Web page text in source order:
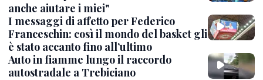
anche aiutare i miei"
I messaggi di affetto per Federico
Franceschin: così il mondo del basket gli
è stato accanto fino all’ultimo
Auto in fiamme lungo il raccordo
autostradale a Trebiciano